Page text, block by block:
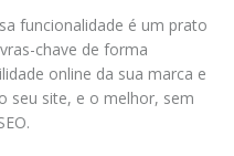
funcionalidade é um prato
chave de forma
online da sua marca e
seu site, e o melhor, sem